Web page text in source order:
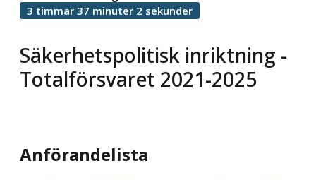
Säkerhetspolitisk inriktning -
Totalförsvaret 2021-2025
3 timmar 37 minuter 2 sekunder
Anförandelista